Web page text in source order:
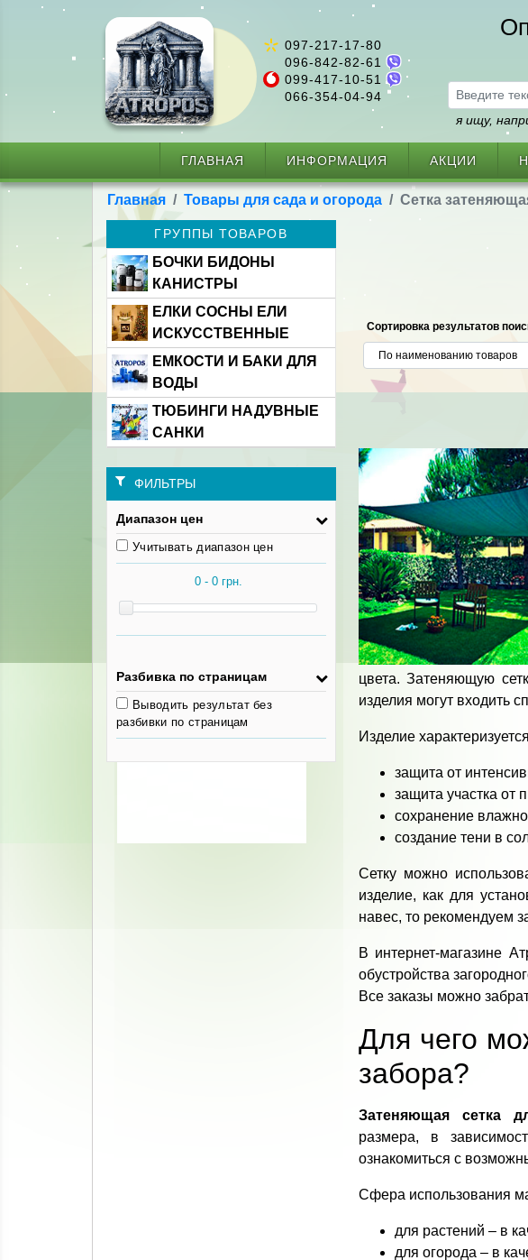
097-217-17-80
096-842-82-61
099-417-10-51
066-354-04-94
я ищу,
ГЛАВНАЯ ИНФОРМАЦИЯ АКЦИИ
Главная Товары для сада и огорода Сетка
ГРУППЫ ТОВАРОВ
БОЧКИ БИДОНЫ
КАНИСТРЫ
ЕЛКИ СОСНЫ ЕЛИ
ИСКУССТВЕННЫЕ
ЕМКОСТИ И БАКИ ДЛЯ
ВОДЫ
ТЮБИНГИ НАДУВНЫЕ
САНКИ
ФИЛЬТРЫ
Диапазон цен
Учитывать диапазон цен
Разбивка по страницам
Выводить результат без
разбивки по страницам
Сортировка результатов
цвета. Затеняющую
изделия могут входить
Изделие
защита от
защита участка от
сохранение
создание тени в
Сетку можно
изделие, как для
навес, то рекомендуем
В интернет-магазине
обустройства
Все заказы можно
Для чего
забора?
Затеняющая сетка
размера, в
ознакомиться с
Сфера использования
для растений – в
для огорода – в